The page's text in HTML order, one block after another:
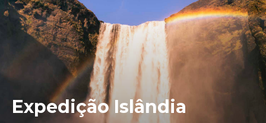
Expedição Islândia